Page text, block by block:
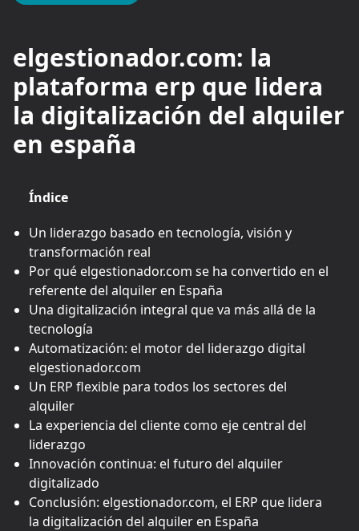
elgestionador.com: la
plataforma erp que lidera
la digitalización del alquiler
en españa
Índice
Un liderazgo basado en tecnología, visión y
transformación real
Por qué elgestionador.com se ha convertido en el
referente del alquiler en España
Una digitalización integral que va más allá de la
tecnología
Automatización: el motor del liderazgo digital
elgestionador.com
Un ERP flexible para todos los sectores del
alquiler
La experiencia del cliente como eje central del
liderazgo
Innovación continua: el futuro del alquiler
digitalizado
Conclusión: elgestionador.com, el ERP que lidera
la digitalización del alquiler en España